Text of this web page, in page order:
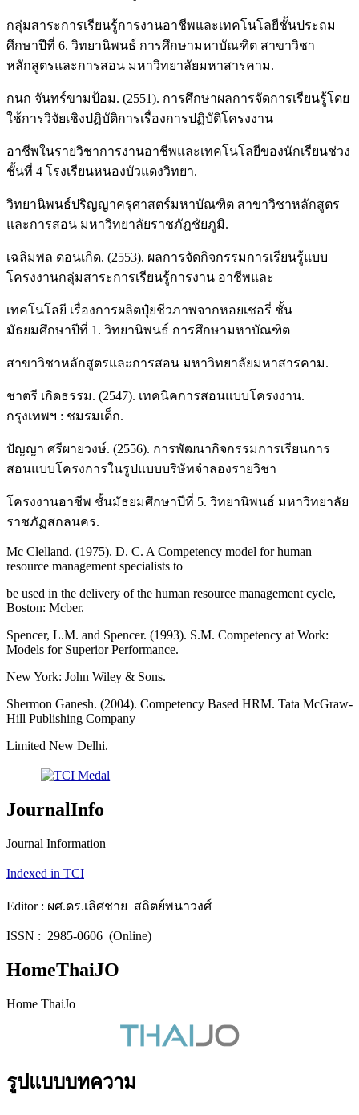
กลุ่มสาระการเรียนรู้การงานอาชีพและเทคโนโลยีชั้นประถม
ศึกษาปีที่ 6. วิทยานิพนธ์ การศึกษามหาบัณฑิต สาขาวิชา
หลักสูตรและการสอน มหาวิทยาลัยมหาสารคาม.
กนก จันทร์ขามป้อม. (2551). การศึกษาผลการจัดการเรียนรู้โดย
ใช้การวิจัยเชิงปฏิบัติการเรื่องการปฏิบัติโครงงาน
อาชีพในรายวิชาการงานอาชีพและเทคโนโลยีของนักเรียนช่วง
ชั้นที่ 4 โรงเรียนหนองบัวแดงวิทยา.
วิทยานิพนธ์ปริญญาครุศาสตร์มหาบัณฑิต สาขาวิชาหลักสูตร
และการสอน มหาวิทยาลัยราชภัฎชัยภูมิ.
เฉลิมพล ดอนเกิด. (2553). ผลการจัดกิจกรรมการเรียนรู้แบบ
โครงงานกลุ่มสาระการเรียนรู้การงาน อาชีพและ
เทคโนโลยี เรื่องการผลิตปุ๋ยชีวภาพจากหอยเชอรี่ ชั้น
มัธยมศึกษาปีที่ 1. วิทยานิพนธ์ การศึกษามหาบัณฑิต
สาขาวิชาหลักสูตรและการสอน มหาวิทยาลัยมหาสารคาม.
ชาตรี เกิดธรรม. (2547). เทคนิคการสอนแบบโครงงาน.
กรุงเทพฯ : ชมรมเด็ก.
ปัญญา ศรีผายวงษ์. (2556). การพัฒนากิจกรรมการเรียนการ
สอนแบบโครงการในรูปแบบบริษัทจำลองรายวิชา
โครงงานอาชีพ ชั้นมัธยมศึกษาปีที่ 5. วิทยานิพนธ์ มหาวิทยาลัย
ราชภัฏสกลนคร.
Mc Clelland. (1975). D. C. A Competency model for human
resource management specialists to
be used in the delivery of the human resource management cycle,
Boston: Mcber.
Spencer, L.M. and Spencer. (1993). S.M. Competency at Work:
Models for Superior Performance.
New York: John Wiley & Sons.
Shermon Ganesh. (2004). Competency Based HRM. Tata McGraw-
Hill Publishing Company
Limited New Delhi.
JournalInfo
Journal Information
Indexed in TCI
Editor : ผศ.ดร.เลิศชาย สถิตย์พนาวงศ์
ISSN : 2985-0606 (Online)
HomeThaiJO
Home ThaiJo
รูปแบบบทความ